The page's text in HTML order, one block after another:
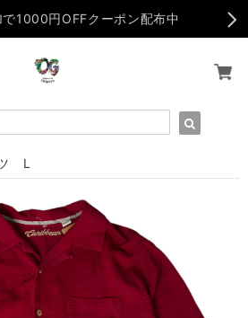
1000円OFFクーポン配布中
L